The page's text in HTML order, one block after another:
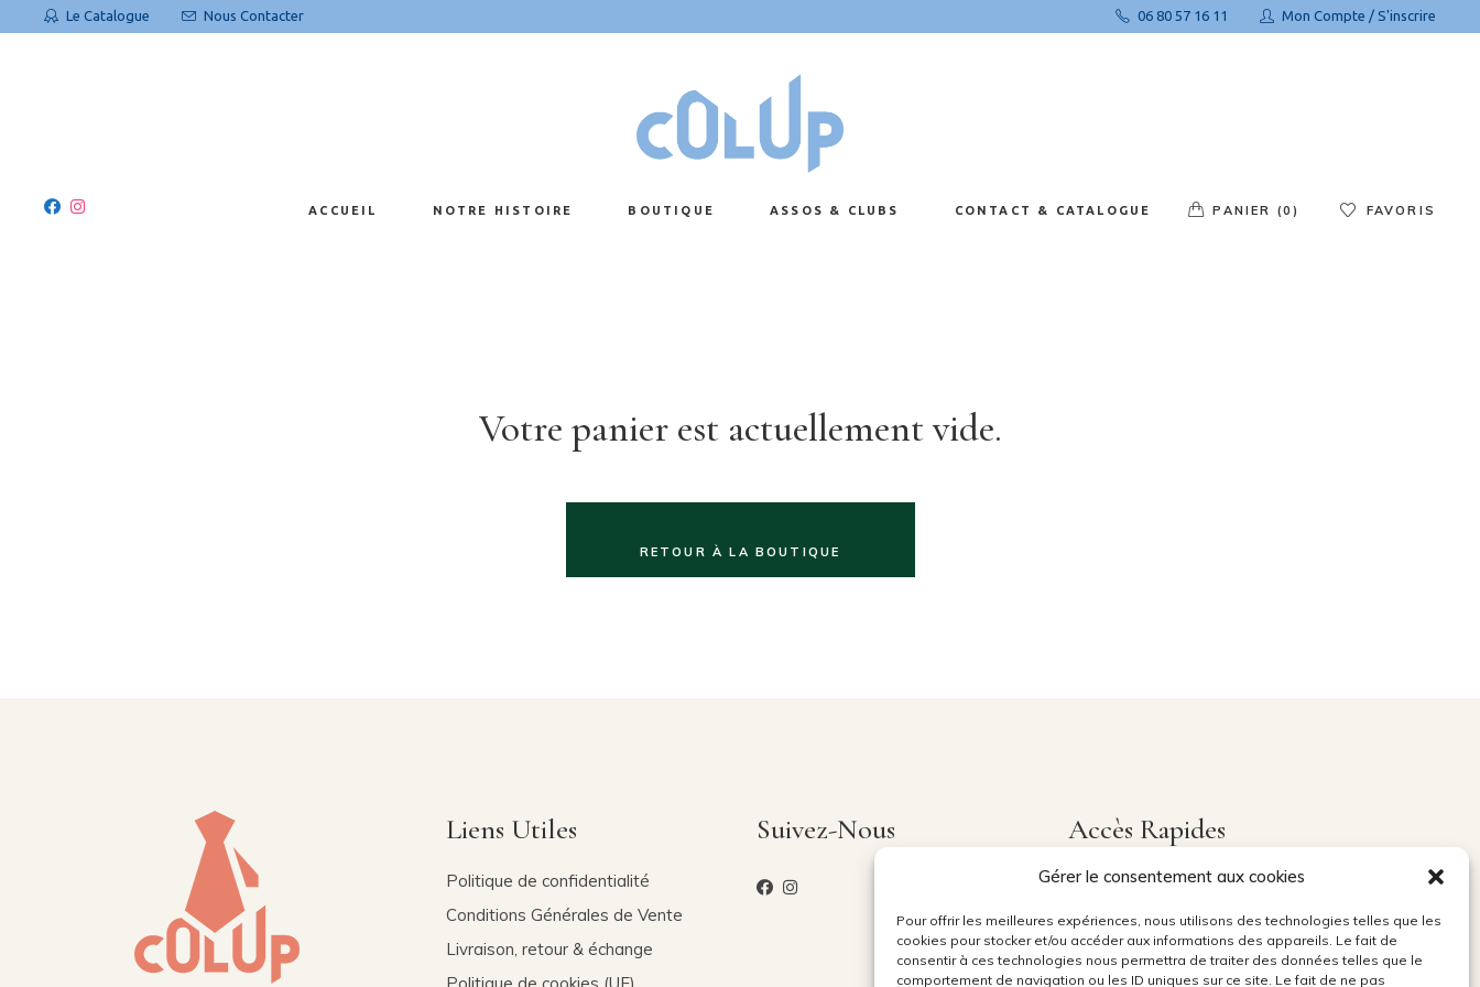
Gérer le consentement aux cookies
Pour offrir les meilleures expériences, nous utilisons des technologies telles que les
cookies pour stocker et/ou accéder aux informations des appareils. Le fait de
consentir à ces technologies nous permettra de traiter des données telles que le
comportement de navigation ou les ID uniques sur ce site. Le fait de ne pas
Le Catalogue Nous Contacter 06 80 57 16 11 Mon Compte / S'inscrire
ACCUEIL NOTRE HISTOIRE BOUTIQUE ASSOS & CLUBS CONTACT & CATALOGUE PANIER (0) FAVORIS
Votre panier est actuellement vide.
RETOUR À LA BOUTIQUE
Liens Utiles
Politique de confidentialité
Conditions Générales de Vente
Livraison, retour & échange
Suivez-Nous Accès Rapides
Mon Compte
Suivi de Commande
Mes Favoris